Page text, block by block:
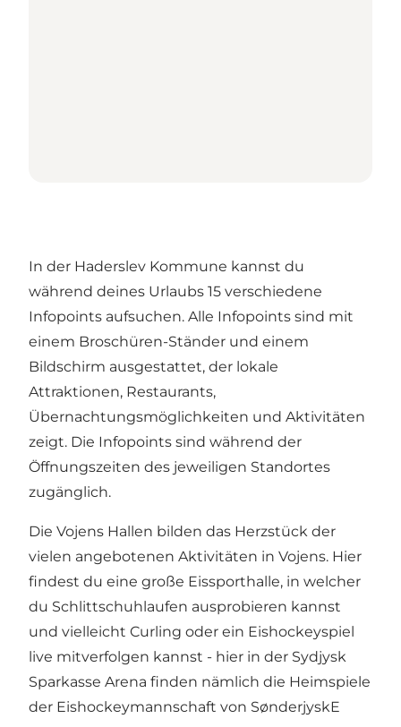
In der Haderslev Kommune kannst du
während deines Urlaubs 15 verschiedene
Infopoints aufsuchen. Alle Infopoints sind mit
einem Broschüren-Ständer und einem
Bildschirm ausgestattet, der lokale
Attraktionen, Restaurants,
Übernachtungsmöglichkeiten und Aktivitäten
zeigt. Die Infopoints sind während der
Öffnungszeiten des jeweiligen Standortes
zugänglich.
Die Vojens Hallen bilden das Herzstück der
vielen angebotenen Aktivitäten in Vojens. Hier
findest du eine große Eissporthalle, in welcher
du Schlittschuhlaufen ausprobieren kannst
und vielleicht Curling oder ein Eishockeyspiel
live mitverfolgen kannst - hier in der Sydjysk
Sparkasse Arena finden nämlich die Heimspiele
der Eishockeymannschaft von SønderjyskE